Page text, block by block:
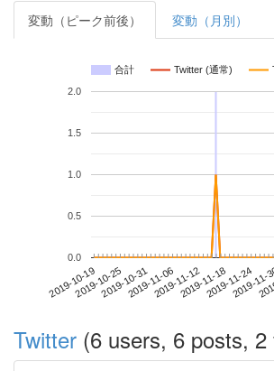
変動（ピーク前後） 変動（月別）
合計 Twitter (通常)
2019-10-192019-10-252019-10-312019-11-062019-11-122019-11-182019-11-24
2019-
0.0
0.5
1.0
1.5
2.0
Twitter (6 users, 6 posts,